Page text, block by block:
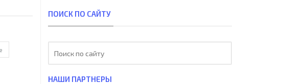
ПОИСК ПО САЙТУ
НАШИ ПАРТНЕРЫ